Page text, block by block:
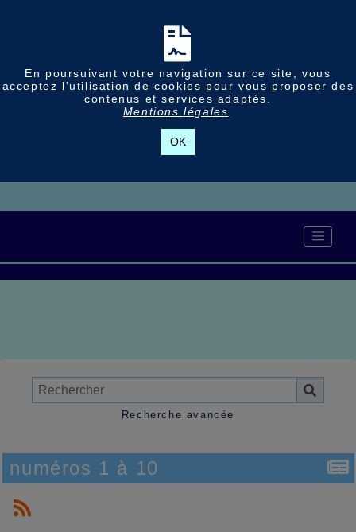
En poursuivant votre navigation sur ce site, vous
acceptez l'utilisation de cookies pour vous proposer des
contenus et services adaptés.
Mentions légales
OK
Recherche avancée
numéros 1 à 10